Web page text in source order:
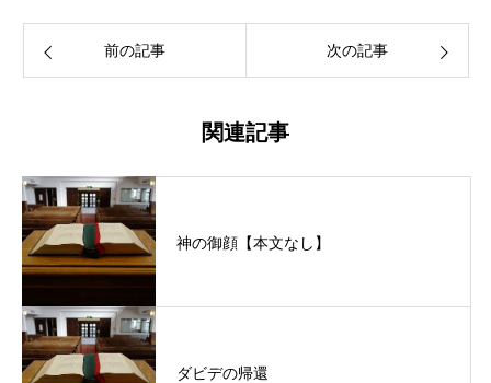
前の記事 次の記事
関連記事
神の御顔【本文なし】
ダビデの帰還